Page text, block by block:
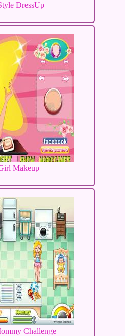
DressUp
Makeup
Challenge